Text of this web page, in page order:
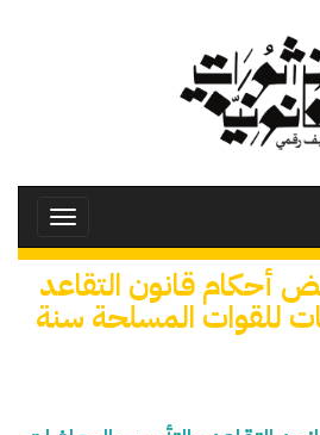
Toggle
أحكام قانون التقاعد
للقوات المسلحة سنة